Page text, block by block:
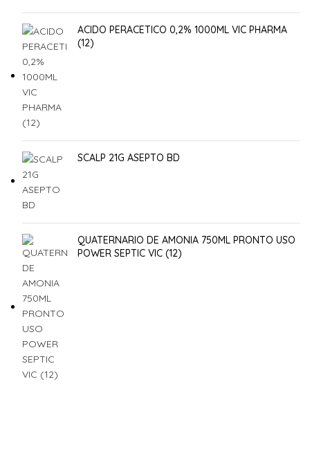
ACIDO PERACETICO 0,2% 1000ML VIC PHARMA
(12)
SCALP 21G ASEPTO BD
QUATERNARIO DE AMONIA 750ML PRONTO USO
POWER SEPTIC VIC (12)